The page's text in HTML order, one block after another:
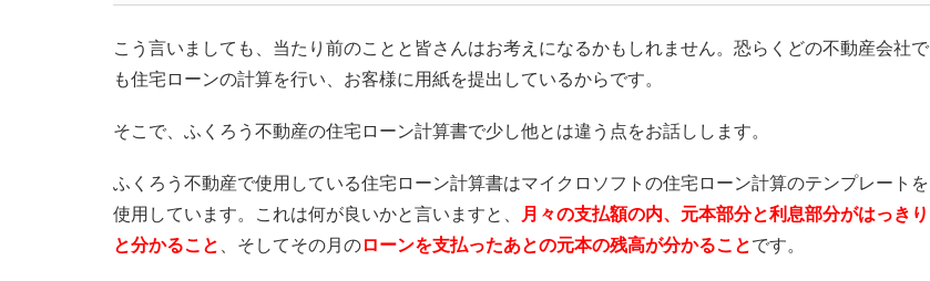
こう言いましても、当たり前のことと皆さんはお考えになるかもしれません。恐らくどの不動産会社で
も住宅ローンの計算を行い、お客様に用紙を提出しているからです。
そこで、ふくろう不動産の住宅ローン計算書で少し他とは違う点をお話しします。
ふくろう不動産で使用している住宅ローン計算書はマイクロソフトの住宅ローン計算のテンプレートを
使用しています。これは何が良いかと言いますと、
月々の支払額の内、元本部分と利息部分がはっきり
と分かること
、そしてその月のローンを支払ったあとの元本の残高が分かることです。